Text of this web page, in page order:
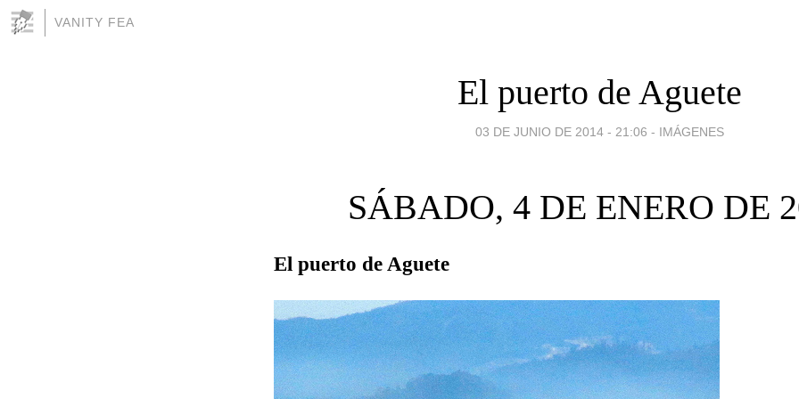
VANITY FEA
El puerto de Aguete
03 DE JUNIO DE 2014 - 21:06 - IMÁGENES
SÁBADO, 4 DE ENERO DE
El puerto de Aguete